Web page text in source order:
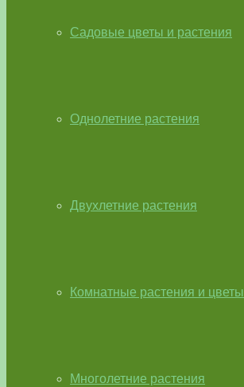
Садовые цветы и растения
Однолетние растения
Двухлетние растения
Комнатные растения и цветы
Многолетние растения